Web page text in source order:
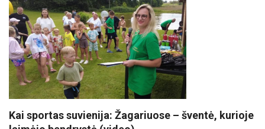
Kai sportas suvienija: Žagariuose – šventė, kurioje